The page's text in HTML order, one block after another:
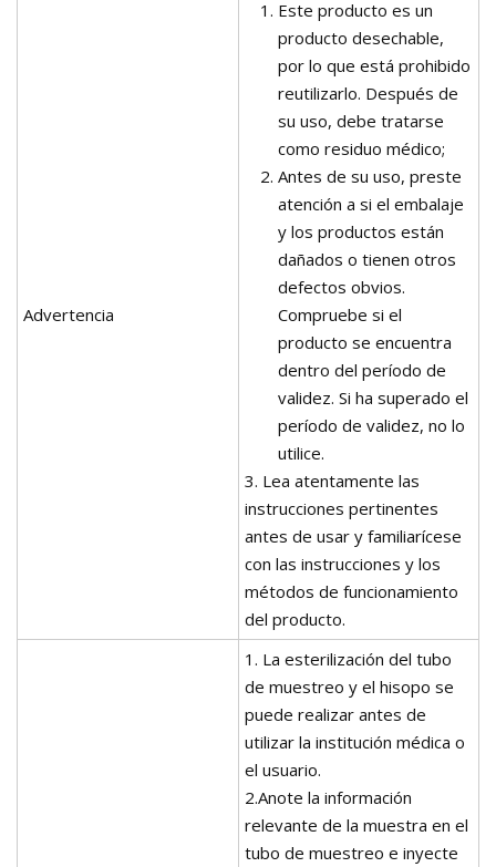
Advertencia
Este producto es un
producto desechable,
por lo que está prohibido
reutilizarlo. Después de
su uso, debe tratarse
como residuo médico;
Antes de su uso, preste
atención a si el embalaje
y los productos están
dañados o tienen otros
defectos obvios.
Compruebe si el
producto se encuentra
dentro del período de
validez. Si ha superado el
período de validez, no lo
utilice.
3. Lea atentamente las
instrucciones pertinentes
antes de usar y familiarícese
con las instrucciones y los
métodos de funcionamiento
del producto.
1. La esterilización del tubo
de muestreo y el hisopo se
puede realizar antes de
utilizar la institución médica o
el usuario.
2.Anote la información
relevante de la muestra en el
tubo de muestreo e inyecte